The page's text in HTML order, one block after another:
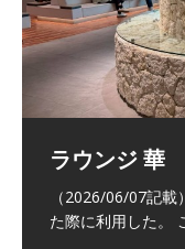
祝！日本航
トナーシッ
テイタスマ
ラウンジ 華
（2026/06/07記
た際に利用した。
The Coral
ンナプーム
(2026/01)
日本航空 羽
クラスラウ
（2026/03/18記載
バンコクエ
ム国際空港
（2026/03/13記載